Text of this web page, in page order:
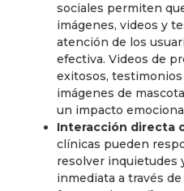
sociales permiten
imágenes, videos y
atención de los
efectiva. Videos de
exitosos,
imágenes de
un impacto
Interacción directa
clínicas pueden
resolver inquietudes
inmediata a través